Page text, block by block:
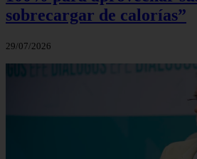
sobrecargar de calorías”
29/07/2026